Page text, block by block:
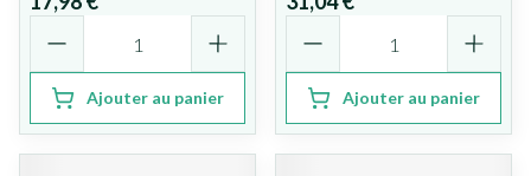
Ajouter au panier Ajouter au panier